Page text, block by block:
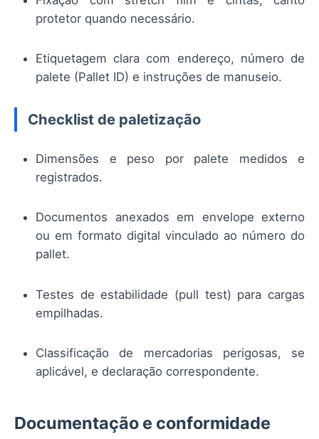
protetor quando necessário.
Etiquetagem clara com endereço, número de
palete (Pallet ID) e instruções de manuseio.
Checklist de paletização
Dimensões e peso por palete medidos e
registrados.
Documentos anexados em envelope externo
ou em formato digital vinculado ao número do
pallet.
Testes de estabilidade (pull test) para cargas
empilhadas.
Classificação de mercadorias perigosas, se
aplicável, e declaração correspondente.
Documentação e conformidade